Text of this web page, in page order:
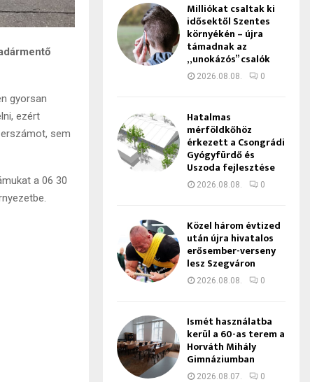
gyorsan
ezért
sem
a 06 30
Milliókat csaltak ki
idősektől Szentes
környékén – újra
támadnak az
„unokázós” csalók
2026.08.08. 0
Hatalmas
mérföldkőhöz
érkezett a Csongrádi
Gyógyfürdő és
Uszoda fejlesztése
2026.08.08. 0
Közel három évtized
után újra hivatalos
erősember-verseny
lesz Szegváron
2026.08.08. 0
Ismét használatba
kerül a 60-as terem a
Horváth Mihály
Gimnáziumban
2026.08.07. 0